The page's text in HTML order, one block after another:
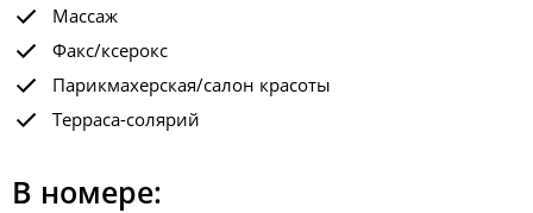
Массаж
Факс/ксерокс
Парикмахерская/салон красоты
Терраса-солярий
В номере: